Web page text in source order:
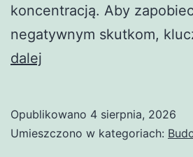
koncentracją. Aby
negatywnym skutkom,
dalej
Przemysłowego
Opublikowano 4 sierpnia, 2026
Umieszczono w kategoriach: